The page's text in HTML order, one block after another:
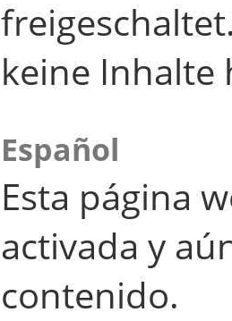
keine Inhalte
Español
Esta página
activada y
contenido.